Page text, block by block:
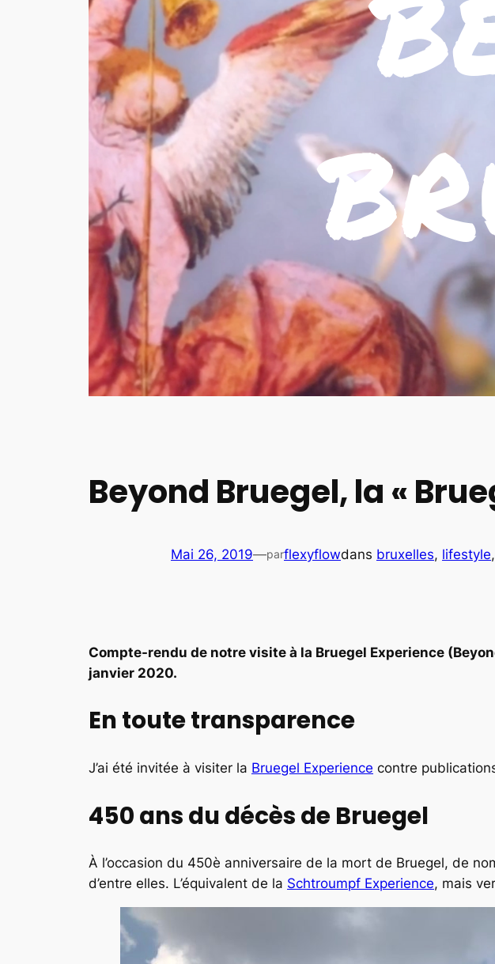
Beyond Bruegel, la «
Mai 26, 2019—parflexyflowdans bruxelles, lifestyle,
Compte-rendu de notre visite à la Bruegel Experience
janvier 2020.
En toute transparence
J’ai été invitée à visiter la Bruegel Experience contre
450 ans du décès de Bruegel
À l’occasion du 450è anniversaire de la mort de Bruegel, de
d’entre elles. L’équivalent de la Schtroumpf Experience, mais